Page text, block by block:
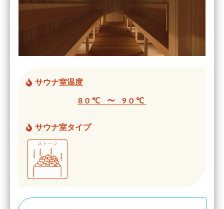
サウナ室温度
80℃ 〜 90℃
サウナ室タイプ